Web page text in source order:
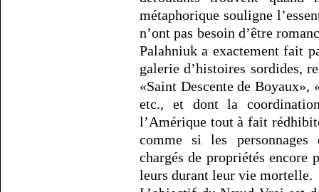
métaphorique souligne
n’ont pas besoin d’être
Palahniuk a exactement fait
galerie d’histoires sordides,
«Saint Descente de
etc., et dont la
l’Amérique tout à fait
comme si les personnages
chargés de propriétés encore
leurs durant leur vie mortelle.